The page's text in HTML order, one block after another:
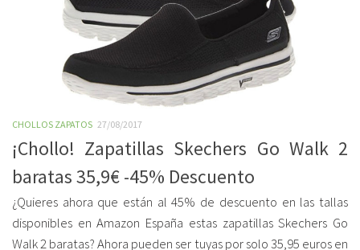
CHOLLOS ZAPATOS 27/08/2017
¡Chollo! Zapatillas Skechers Go Walk 2
baratas 35,9€ -45% Descuento
¿Quieres ahora que están al 45% de descuento en las tallas
disponibles en Amazon España estas zapatillas Skechers Go
Walk 2 baratas? Ahora pueden ser tuyas por solo 35,95 euros en